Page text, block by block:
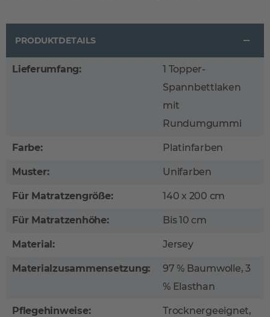
PRODUKTDETAILS
Lieferumfang:
1 Topper-
Spannbettlaken
mit
Rundumgummi
Farbe: Platinfarben
Muster: Unifarben
Für Matratzengröße: 140 x 200 cm
Für Matratzenhöhe: Bis 10 cm
Material: Jersey
Materialzusammensetzung:
97 % Baumwolle, 3
% Elasthan
Pflegehinweise:
Trocknergeeignet,